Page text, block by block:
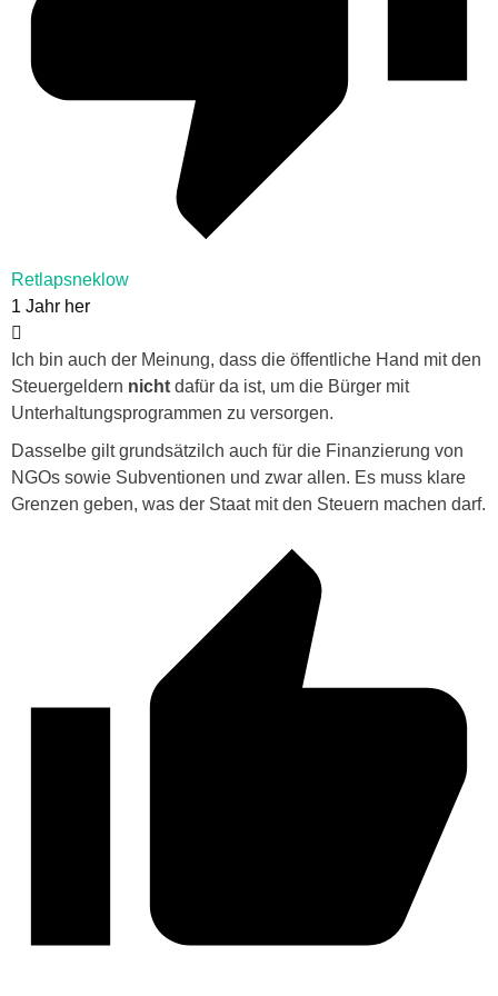
Retlapsneklow
1 Jahr her
Ich bin auch der Meinung, dass die öffentliche Hand mit den
Steuergeldern nicht dafür da ist, um die Bürger mit
Unterhaltungsprogrammen zu versorgen.
Dasselbe gilt grundsätzilch auch für die Finanzierung von
NGOs sowie Subventionen und zwar allen. Es muss klare
Grenzen geben, was der Staat mit den Steuern machen darf.